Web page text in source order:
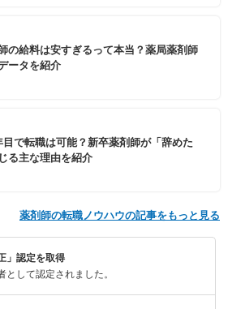
の給料は安すぎるって本当？薬局薬剤師
ータを紹介
目で転職は可能？新卒薬剤師が「辞めた
る主な理由を紹介
薬剤師の転職ノウハウの記事をもっと見る
」認定を取得
として認定されました。